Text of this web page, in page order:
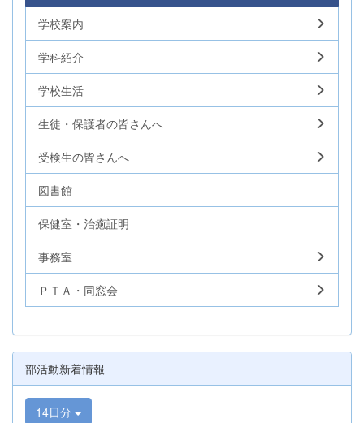
学校案内
学科紹介
学校生活
生徒・保護者の皆さんへ
受検生の皆さんへ
図書館
保健室・治癒証明
事務室
ＰＴＡ・同窓会
部活動新着情報
14日分